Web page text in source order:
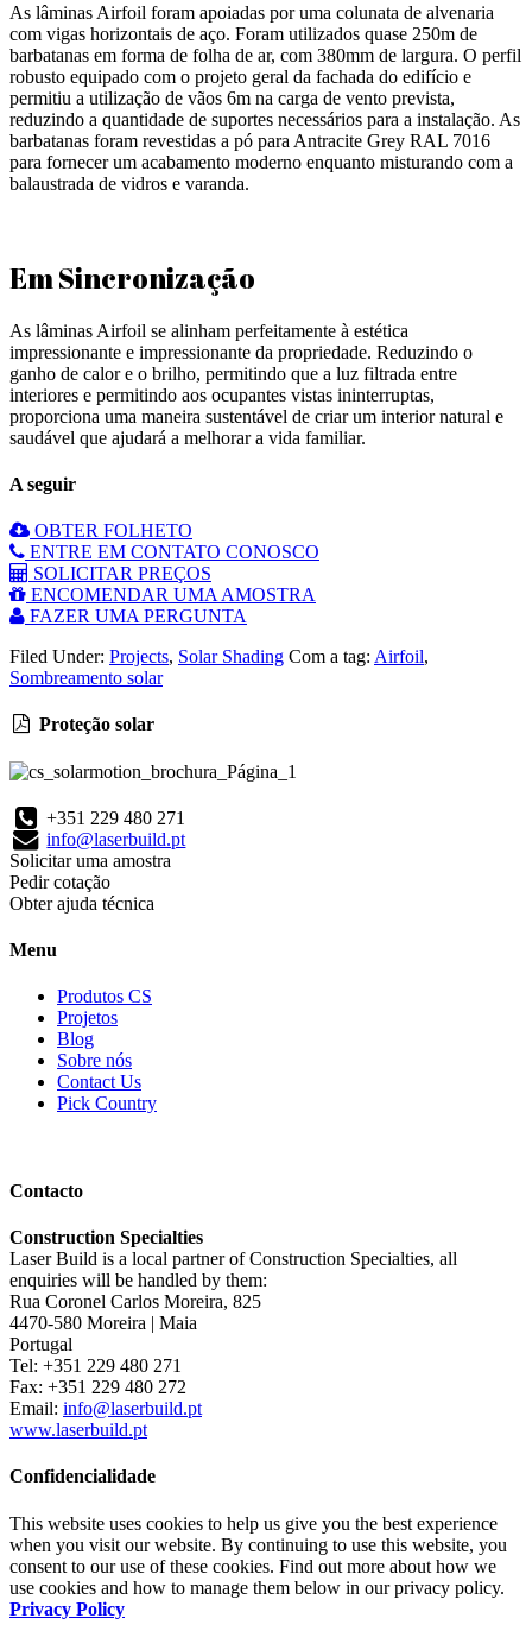
As lâminas Airfoil foram apoiadas por uma colunata de alvenaria
com vigas horizontais de aço. Foram utilizados quase 250m de
barbatanas em forma de folha de ar, com 380mm de largura. O perfil
robusto equipado com o projeto geral da fachada do edifício e
permitiu a utilização de vãos 6m na carga de vento prevista,
reduzindo a quantidade de suportes necessários para a instalação. As
barbatanas foram revestidas a pó para Antracite Grey RAL 7016
para fornecer um acabamento moderno enquanto misturando com a
balaustrada de vidros e varanda.
Em Sincronização
As lâminas Airfoil se alinham perfeitamente à estética
impressionante e impressionante da propriedade. Reduzindo o
ganho de calor e o brilho, permitindo que a luz filtrada entre
interiores e permitindo aos ocupantes vistas ininterruptas,
proporciona uma maneira sustentável de criar um interior natural e
saudável que ajudará a melhorar a vida familiar.
A seguir
OBTER FOLHETO
ENTRE EM CONTATO CONOSCO
SOLICITAR PREÇOS
ENCOMENDAR UMA AMOSTRA
FAZER UMA PERGUNTA
Filed Under: Projects, Solar Shading Com a tag: Airfoil,
Sombreamento solar
Proteção solar
+351 229 480 271
info@laserbuild.pt
Solicitar uma amostra
Pedir cotação
Obter ajuda técnica
Menu
Produtos CS
Projetos
Blog
Sobre nós
Contact Us
Pick Country
Contacto
Construction Specialties
Laser Build is a local partner of Construction Specialties, all
enquiries will be handled by them:
Rua Coronel Carlos Moreira, 825
4470-580 Moreira | Maia
Portugal
Tel: +351 229 480 271
Fax: +351 229 480 272
Email: info@laserbuild.pt
www.laserbuild.pt
Confidencialidade
This website uses cookies to help us give you the best experience
when you visit our website. By continuing to use this website, you
consent to our use of these cookies. Find out more about how we
use cookies and how to manage them below in our privacy policy.
Privacy Policy